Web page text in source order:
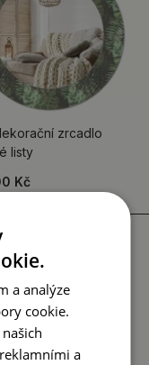
zrcadlo
listy
Kč
a analýze
cookie.
a